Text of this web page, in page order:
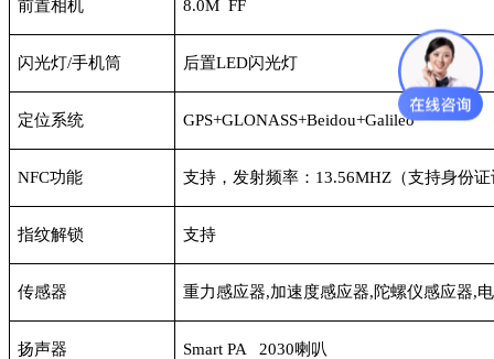
前置相机 8.0M FF
闪光灯/手机筒 后置LED闪光灯
定位系统 GPS+GLONASS+Beidou+Galileo
NFC功能 支持，发射频率： 13.56MHZ（支持身份
指纹解锁 支持
传感器 重力感应器,加速度感应器,陀螺仪感应器,
扬声器 Smart PA 2030喇叭